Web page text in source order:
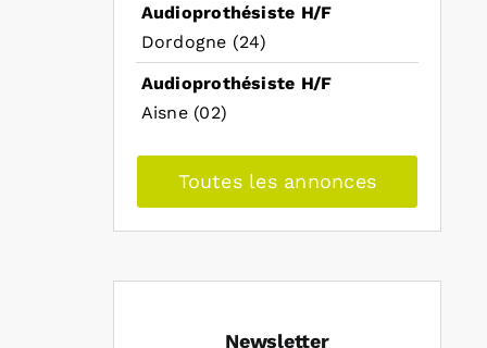
Audioprothésiste H/F
Dordogne (24)
Audioprothésiste H/F
Aisne (02)
Toutes les annonces
Newsletter